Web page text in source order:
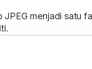
JPEG menjadi satu